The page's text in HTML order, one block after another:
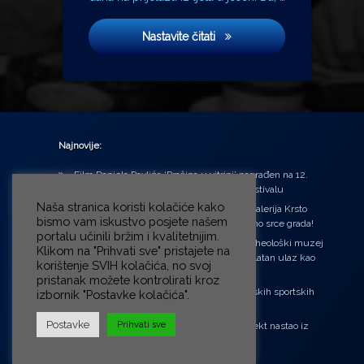
Nastavite čitatiAlgoritam zločina
Najnovije:
Film Daniela Pavlića ‘Prašina u vitrini’ nagrađen na 12.
Green Montenegro International Film Festivalu
U središtu Petrinje otvorena obnovljena Galerija Krsto
Hegedušić: Kultura vraćena kući, u samo srce grada!
Od petka do nedjelje (31.7. – 2.8.2026.) Arheološki muzej
u Zagrebu otvara vrata građanima: Besplatan ulaz kao
zaklon od toplinskog vala
‘Ni med cvetjem ni pravice’ na Aleji hrvatskih sportskih
“Rubikova kocka – složi svoju priču”, projekt nastao iz
potrebe da se čuje glas djece!
Naša stranica koristi kolačiće kako
bismo vam iskustvo posjete našem
portalu učinili bržim i kvalitetnijim.
Klikom na "Prihvati sve" pristajete na
korištenje SVIH kolačića, no svoj
pristanak možete kontrolirati kroz
izbornik "Postavke kolačića".
Postavke Prihvati sve